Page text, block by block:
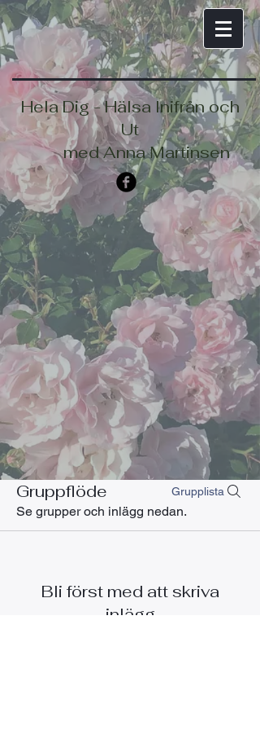
Hela Dig - Hälsa Inifrån och
Ut
med Anna Martinsen
Gruppflöde Grupplista
Se grupper och inlägg nedan.
Bli först med att skriva
inlägg